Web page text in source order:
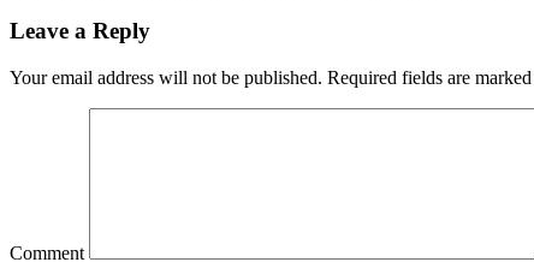
Leave a Reply
Your email address will not be published. Required fields are marked
Comment